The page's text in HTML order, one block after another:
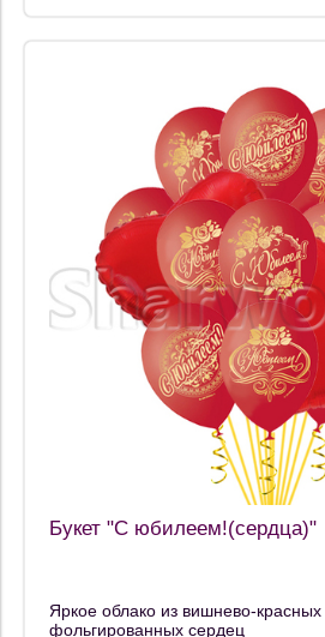
Букет "С юбилеем!(сердца)"
Яркое облако из вишнево-
фольгированных сердец